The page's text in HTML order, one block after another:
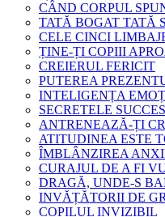
CÂND CORPUL
TATĂ BOGAT TATĂ
CELE CINCI
ȚINE-ȚI COPIII
CREIERUL FERICIT
PUTEREA
INTELIGENȚA
SECRETELE
ANTRENEAZĂ-ȚI
ATITUDINEA ESTE
ÎMBLÂNZIREA
CURAJUL DE A FI
DRAGĂ, UNDE-S
INVĂȚĂTORII DE
COPILUL INVIZIBIL